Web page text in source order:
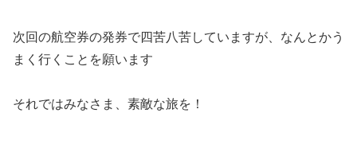
次回の航空券の発券で四苦八苦していますが、なんとかう
まく行くことを願います
それではみなさま、素敵な旅を！